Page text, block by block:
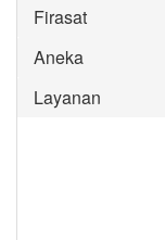
Firasat
Aneka
Layanan